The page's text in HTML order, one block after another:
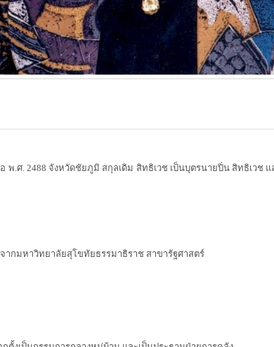
. 2488 จังหวัดชัยภูมิ สกุลเดิม สิทธิเวช เป็นบุตรนายปิ่น สิทธิเวช
ากมหาวิทยาลัยสุโขทัยธรรมาธิราช สาขารัฐศาสตร์